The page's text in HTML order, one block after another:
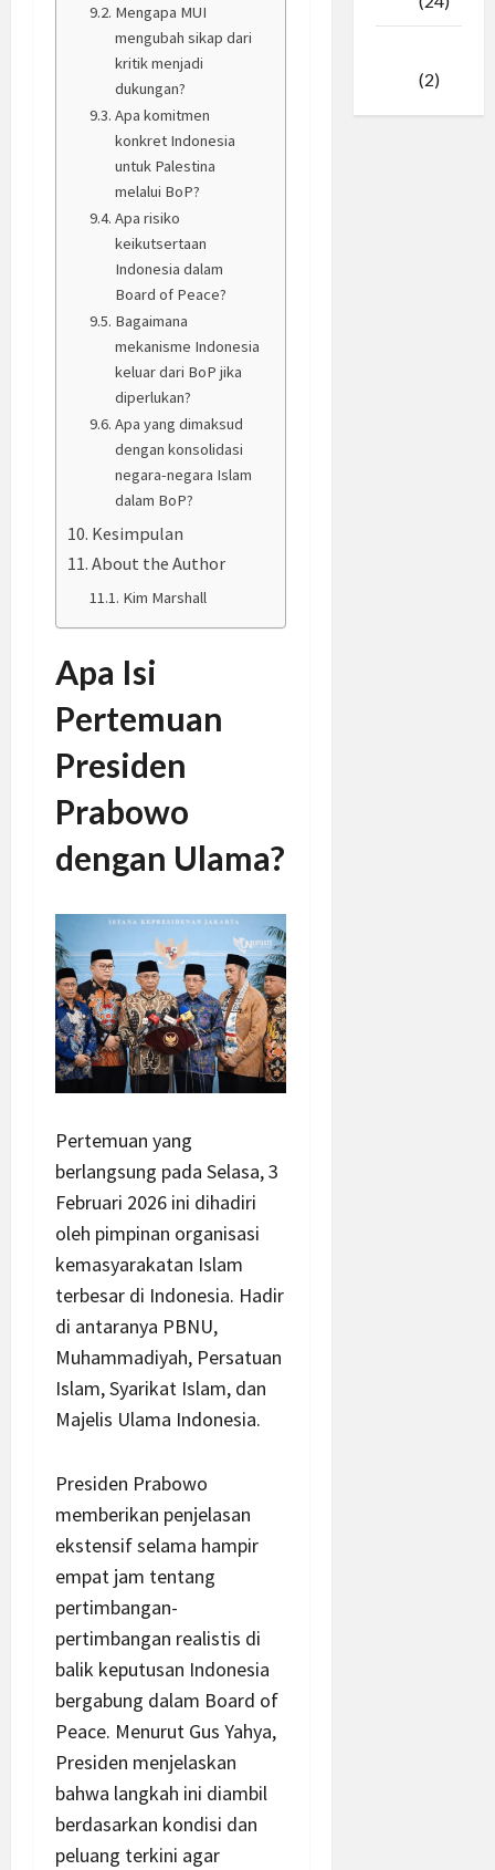
Mengapa MUI
mengubah sikap dari
kritik menjadi
dukungan?
Apa komitmen
konkret Indonesia
untuk Palestina
melalui BoP?
Apa risiko
keikutsertaan
Indonesia dalam
Board of Peace?
Bagaimana
mekanisme Indonesia
keluar dari BoP jika
diperlukan?
Apa yang dimaksud
dengan konsolidasi
negara-negara Islam
dalam BoP?
Kesimpulan
About the Author
Kim Marshall
Apa Isi
Pertemuan
Presiden
Prabowo
dengan Ulama?
Pertemuan yang
berlangsung pada Selasa, 3
Februari 2026 ini dihadiri
oleh pimpinan organisasi
kemasyarakatan Islam
terbesar di Indonesia. Hadir
di antaranya PBNU,
Muhammadiyah, Persatuan
Islam, Syarikat Islam, dan
Majelis Ulama Indonesia.
Presiden Prabowo
memberikan penjelasan
ekstensif selama hampir
empat jam tentang
pertimbangan-
pertimbangan realistis di
balik keputusan Indonesia
bergabung dalam Board of
Peace. Menurut Gus Yahya,
Presiden menjelaskan
bahwa langkah ini diambil
berdasarkan kondisi dan
peluang terkini agar
(2)